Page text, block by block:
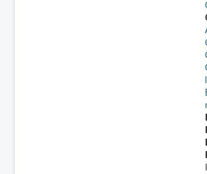
Bit Bullet (ビット バレッ